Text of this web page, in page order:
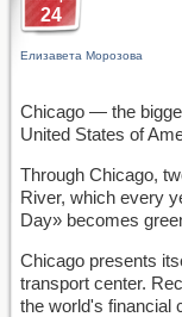
24
Елизавета Морозова
Chicago — the
United States of
Through Chicago,
River, which every
Day» becomes
Chicago presents
transport center.
the world's financial